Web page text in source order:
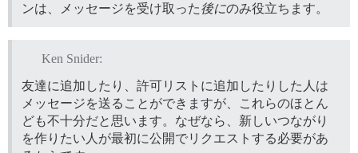
ンは、メッセージを受け取った後にのみ役立ちます。
Ken Snider:
友達に追加したり、許可リストに追加したりした人は
メッセージを送ることができますが、これらのほとん
ども不十分だと思います。なぜなら、新しいつながり
を作りたい人が最初に公開でリクエストする必要があ